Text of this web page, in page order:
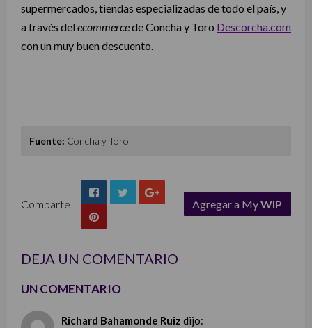
supermercados, tiendas especializadas de todo el país, y
a través del ecommercede Concha y Toro Descorcha.com
con un muy buen descuento.
Fuente: Concha y Toro
Comparte Agregar a MyWIP
DEJA UN COMENTARIO
UN COMENTARIO
Richard Bahamonde Ruiz dijo: